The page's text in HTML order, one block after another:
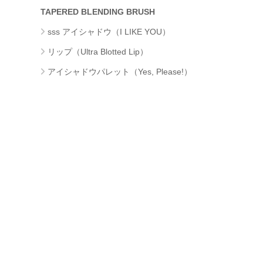
TAPERED BLENDING BRUSH
sss アイシャドウ（I LIKE YOU）
リップ（Ultra Blotted Lip）
アイシャドウパレット（Yes, Please!）